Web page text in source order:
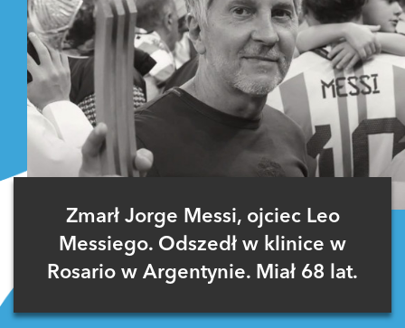
Zmarł Jorge Messi, ojciec Leo
Messiego. Odszedł w klinice w
Rosario w Argentynie. Miał 68 lat.